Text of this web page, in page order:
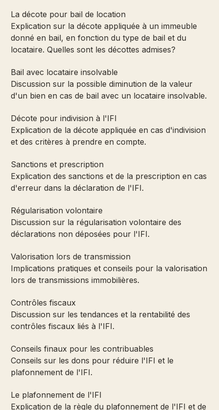
La décote pour bail de location
Explication sur la décote appliquée à un immeuble
donné en bail, en fonction du type de bail et du
locataire. Quelles sont les décottes admises?
Bail avec locataire insolvable
Discussion sur la possible diminution de la valeur
d'un bien en cas de bail avec un locataire insolvable.
Décote pour indivision à l'IFI
Explication de la décote appliquée en cas d'indivision
et des critères à prendre en compte.
Sanctions et prescription
Explication des sanctions et de la prescription en cas
d'erreur dans la déclaration de l'IFI.
Régularisation volontaire
Discussion sur la régularisation volontaire des
déclarations non déposées pour l'IFI.
Valorisation lors de transmission
Implications pratiques et conseils pour la valorisation
lors de transmissions immobilières.
Contrôles fiscaux
Discussion sur les tendances et la rentabilité des
contrôles fiscaux liés à l'IFI.
Conseils finaux pour les contribuables
Conseils sur les dons pour réduire l'IFI et le
plafonnement de l'IFI.
Le plafonnement de l'IFI
Explication de la règle du plafonnement de l'IFI et de